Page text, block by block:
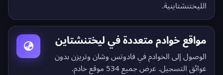
الليختنشتاينية.
مواقع خوادم متعددة في ليختنشتاين
الوصول إلى الخوادم في فادوتس وشان وتريزن بدون
عوائق التسجيل. عرض جميع 534 موقع خادم .